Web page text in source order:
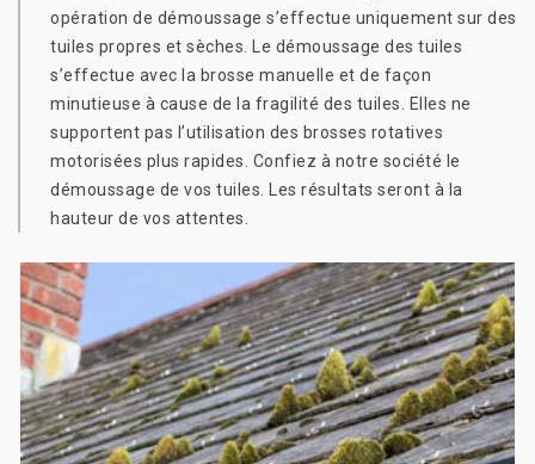
opération de démoussage s’effectue uniquement sur des
tuiles propres et sèches. Le démoussage des tuiles
s’effectue avec la brosse manuelle et de façon
minutieuse à cause de la fragilité des tuiles. Elles ne
supportent pas l’utilisation des brosses rotatives
motorisées plus rapides. Confiez à notre société le
démoussage de vos tuiles. Les résultats seront à la
hauteur de vos attentes.